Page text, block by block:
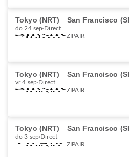
Tokyo (NRT) San Francisco
do 24 sep Direct
ZIPAIR
Tokyo (NRT) San Francisco
vr 4 sep Direct
ZIPAIR
Tokyo (NRT) San Francisco
do 3 sep Direct
ZIPAIR